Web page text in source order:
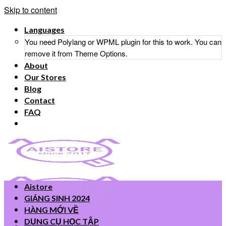
Skip to content
Languages
You need Polylang or WPML plugin for this to work. You can
remove it from Theme Options.
About
Our Stores
Blog
Contact
FAQ
Aistore
GIÁNG SINH 2024
HÀNG MỚI VỀ
DỤNG CỤ HỌC TẬP